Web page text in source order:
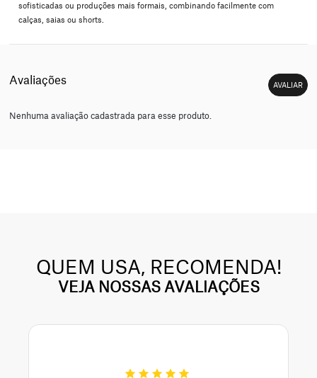
sofisticadas ou produções mais formais, combinando facilmente com
calças, saias ou shorts.
Nenhuma avaliação cadastrada para esse produto.
QUEM USA, RECOMENDA!
VEJA NOSSAS AVALIAÇÕES